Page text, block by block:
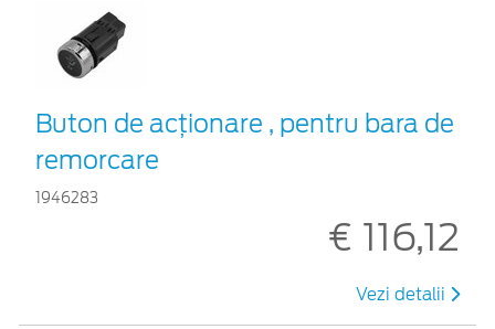
Buton de acționare , pentru bara de
remorcare
1946283
€ 116,12
Vezi detalii